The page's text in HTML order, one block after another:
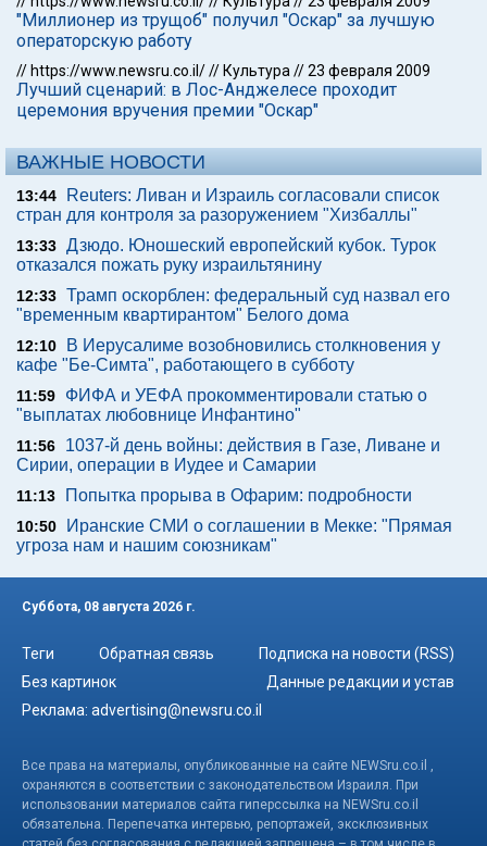
"Миллионер из трущоб" получил "Оскар" за лучшую
операторскую работу
// https://www.newsru.co.il/// Культура //23 февраля 2009
Лучший сценарий: в Лос-Анджелесе проходит
церемония вручения премии "Оскар"
ВАЖНЫЕ НОВОСТИ
13:44
Reuters: Ливан и Израиль согласовали список
стран для контроля за разоружением "Хизбаллы"
13:33 Дзюдо. Юношеский европейский кубок. Турок
отказался пожать руку израильтянину
12:33 Трамп оскорблен: федеральный суд назвал его
"временным квартирантом" Белого дома
12:10
В Иерусалиме возобновились столкновения у
кафе "Бе-Симта", работающего в субботу
11:59
ФИФА и УЕФА прокомментировали статью о
"выплатах любовнице Инфантино"
11:56
1037-й день войны: действия в Газе, Ливане и
Сирии, операции в Иудее и Самарии
11:13 Попытка прорыва в Офарим: подробности
10:50
Иранские СМИ о соглашении в Мекке: "Прямая
угроза нам и нашим союзникам"
Суббота, 08 августа 2026 г.
Теги Обратная связь
Подписка на новости (RSS)
Без картинок
Данные редакции и устав
Реклама: advertising@newsru.co.il
Все права на материалы, опубликованные на сайте NEWSru.co.il ,
охраняются в соответствии с законодательством Израиля. При
использовании материалов сайта гиперссылка на NEWSru.co.il
обязательна. Перепечатка интервью, репортажей, эксклюзивных